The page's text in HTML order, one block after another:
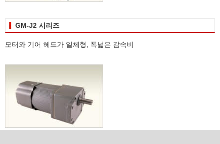
GM-J2 시리즈
모터와 기어 헤드가 일체형, 폭넓은 감속비